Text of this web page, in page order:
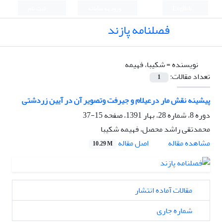
فصلنامه پازند
نویسنده =شکیبا، فهیمه
تعداد مقالات:
1
پیشینه نقش مار درعیلام و جیرفت وتصویر آن در آیین زردشتی
دوره 8، شماره 28، بهار 1391، صفحه
15-37
محمدتقی راشد محصل، فهیمه شکیبا
مشاهده مقاله
اصل مقاله 10.29 M
مقالات آماده انتشار
شماره جاری